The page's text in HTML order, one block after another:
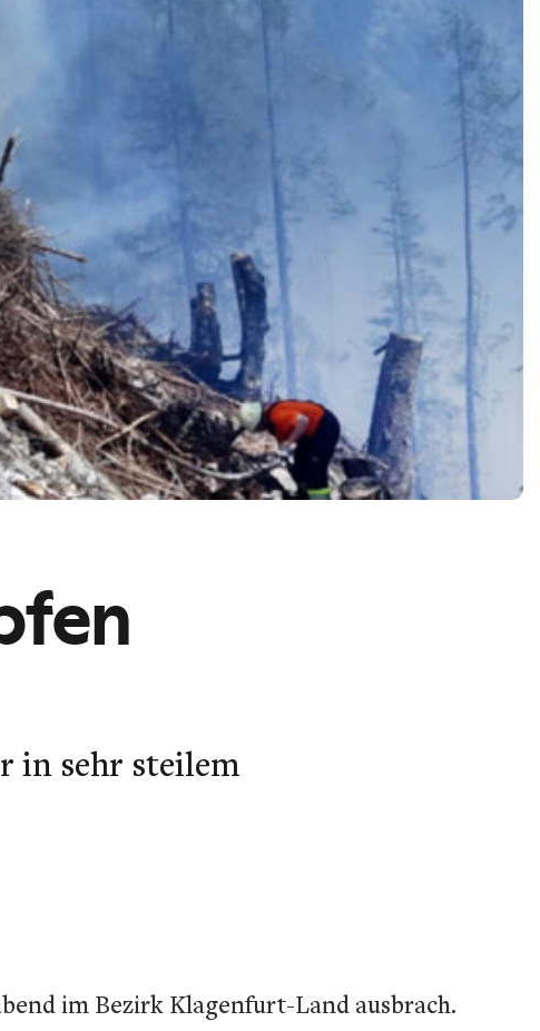
in sehr steilem
im Bezirk Klagenfurt-Land ausbrach.